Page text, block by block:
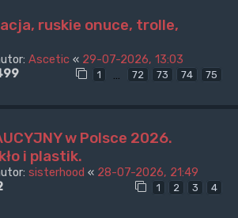
ruskie onuce, trolle,
Ascetic « 29-07-2026, 13:03
1 72 73 74 75
w Polsce 2026.
i plastik.
sisterhood « 28-07-2026, 21:49
1 2 3 4